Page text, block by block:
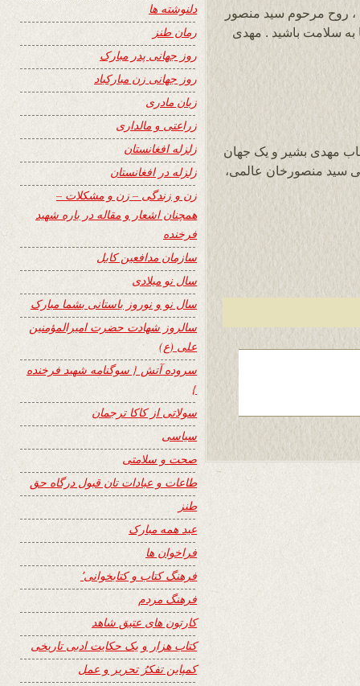
، روح مرحوم سید منصور
به سلامت باشید . مهدی
مهدی بشیر و یک جهان
سید منصورخان عالمی،
دلنوشته ها
رمان طنز
روز جهانی پدر مبارک
روز جهانی زن مبارکباد
زبان مادری
زراعتی و مالداری
زلزله افغانستان
زلزله در افغانستان
زن و زندگی – زن و مشکلات –
همچنان اشعار و مقاله در باره شهید
فرخنده
سازمان مدافعین کابل
سال نو میلادی
سال نو و نوروز باستانی بشما مبارک
سالروز شهادت حضرت امیرالمؤمنین
علی (ع)
سروده آتش { سوگنامه شهید فرخنده
}
سولاتی از کاکا ترجمان
سیاسی
صحت و سلامتی
طاعات و عبادات تان قبول درگاه حق
طنز
عید همه مبارک
فراخوان ها
فرهنگ کتاب و کتابخوانی٬
فرهنگ مردم
کارتون های عتیق شاهد
کتاب هزار و یک حکایت ادبی تاریخی
کمپاین تفکرُ تحریر و عمل